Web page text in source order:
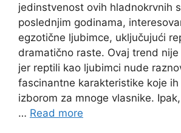
jedinstvenost ovih hladnokrvnih
poslednjim godinama,
egzotične ljubimce, uključujući
dramatično raste. Ovaj trend
jer reptili kao ljubimci nude
fascinantne karakteristike koje
izborom za mnoge vlasnike.
… Read more